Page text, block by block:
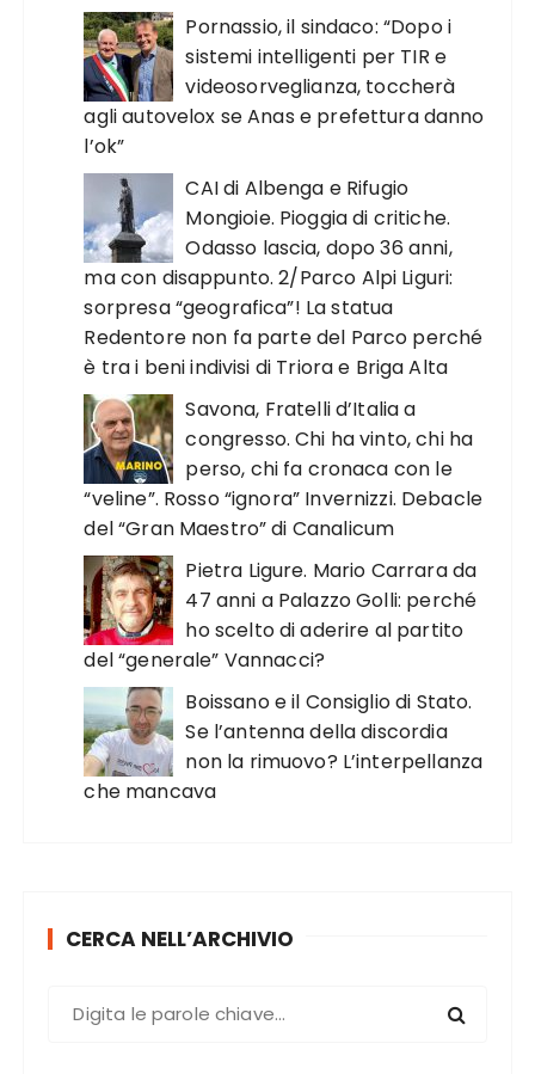
Pornassio, il sindaco: “Dopo i
sistemi intelligenti per TIR e
videosorveglianza, toccherà
agli autovelox se Anas e prefettura danno
l’ok”
CAI di Albenga e Rifugio
Mongioie. Pioggia di critiche.
Odasso lascia, dopo 36 anni,
ma con disappunto. 2/Parco Alpi Liguri:
sorpresa “geografica”! La statua
Redentore non fa parte del Parco perché
è tra i beni indivisi di Triora e Briga Alta
Savona, Fratelli d’Italia a
congresso. Chi ha vinto, chi ha
perso, chi fa cronaca con le
“veline”. Rosso “ignora” Invernizzi. Debacle
del “Gran Maestro” di Canalicum
Pietra Ligure. Mario Carrara da
47 anni a Palazzo Golli: perché
ho scelto di aderire al partito
del “generale” Vannacci?
Boissano e il Consiglio di Stato.
Se l’antenna della discordia
non la rimuovo? L’interpellanza
che mancava
CERCA NELL’ARCHIVIO